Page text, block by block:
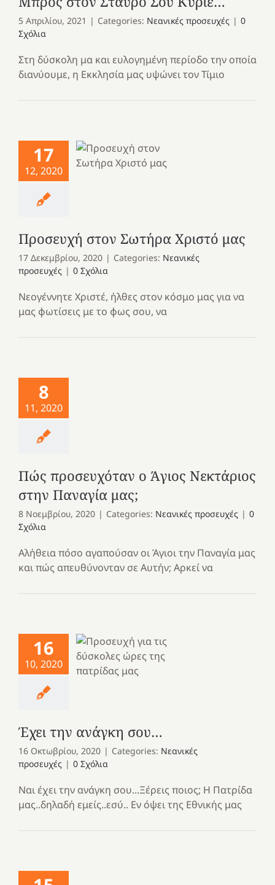
5 Απριλίου, 2021 | Categories: Νεανικές προσευχές | 0
Σχόλια
Στη δύσκολη μα και ευλογημένη περίοδο την οποία
διανύουμε, η Εκκλησία μας υψώνει τον Τίμιο
17
12, 2020
Προσευχή στον Σωτήρα Χριστό μας
17 Δεκεμβρίου, 2020 | Categories: Νεανικές
προσευχές | 0 Σχόλια
Νεογέννητε Χριστέ, ήλθες στον κόσμο μας για να
μας φωτίσεις με το φως σου, να
8
11, 2020
Πώς προσευχόταν ο Άγιος Νεκτάριος
στην Παναγία μας;
8 Νοεμβρίου, 2020 | Categories: Νεανικές προσευχές | 0
Σχόλια
Αλήθεια πόσο αγαπούσαν οι Άγιοι την Παναγία μας
και πώς απευθύνονταν σε Αυτήν; Αρκεί να
16
10, 2020
Έχει την ανάγκη σου…
16 Οκτωβρίου, 2020 | Categories: Νεανικές
προσευχές | 0 Σχόλια
Ναι έχει την ανάγκη σου...Ξέρεις ποιος; Η Πατρίδα
μας..δηλαδή εμείς..εσύ.. Εν όψει της Εθνικής μας